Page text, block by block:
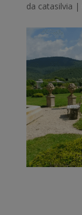
da catasilvia |